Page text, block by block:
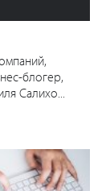
блогер,
Салихо...